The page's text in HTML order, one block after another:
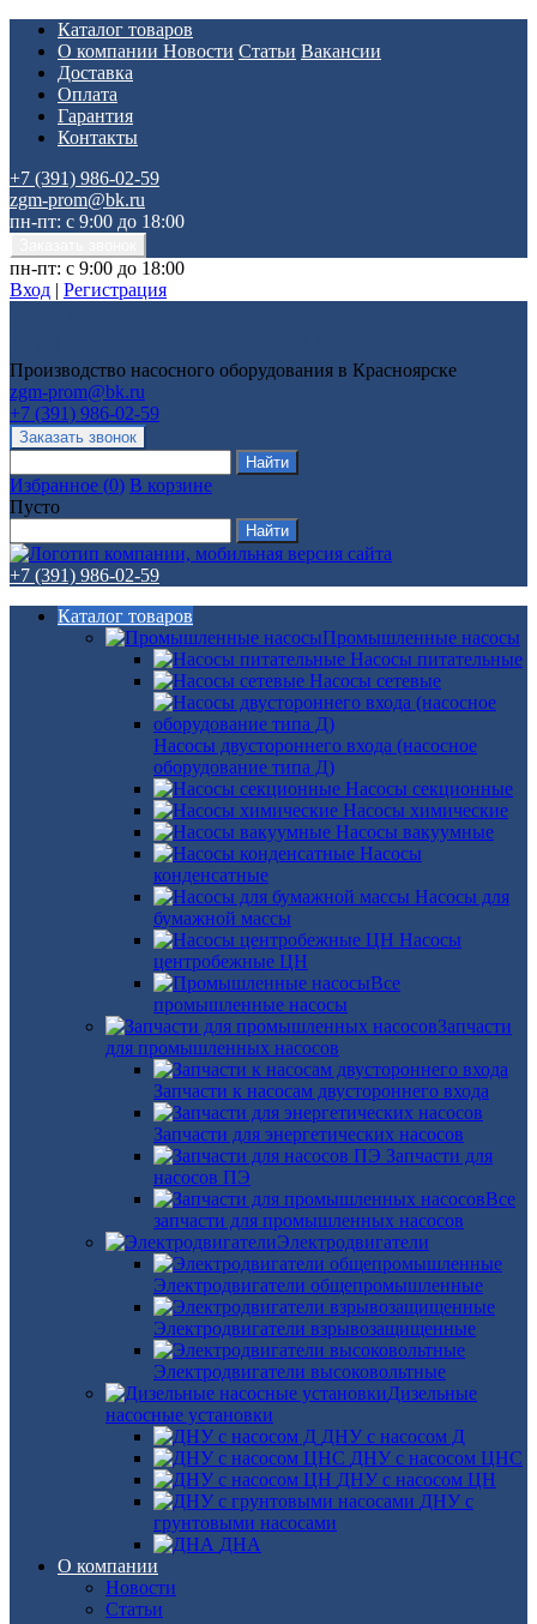
Каталог товаров
О компании Новости Статьи Вакансии
Доставка
Оплата
Гарантия
Контакты
+7 (391) 986-02-59
zgm-prom@bk.ru
пн-пт: с 9:00 до 18:00
пн-пт: с 9:00 до 18:00
Вход | Регистрация
Производство насосного оборудования в Красноярске
zgm-prom@bk.ru
+7 (391) 986-02-59
Избранное (0) В корзине
Пусто
+7 (391) 986-02-59
Каталог товаров
Промышленные насосы
Насосы питательные
Насосы сетевые
Насосы двустороннего входа (насосное
оборудование типа Д)
Насосы секционные
Насосы химические
Насосы вакуумные
Насосы
конденсатные
Насосы для
бумажной массы
Насосы
центробежные ЦН
Все
промышленные насосы
Запчасти
для промышленных насосов
Запчасти к насосам двустороннего входа
Запчасти для энергетических насосов
Запчасти для
насосов ПЭ
Все
запчасти для промышленных насосов
Электродвигатели
Электродвигатели общепромышленные
Электродвигатели взрывозащищенные
Электродвигатели высоковольтные
Дизельные
насосные установки
ДНУ с насосом Д
ДНУ с насосом ЦНС
ДНУ с насосом ЦН
ДНУ с
грунтовыми насосами
ДНА
О компании
Новости
Статьи